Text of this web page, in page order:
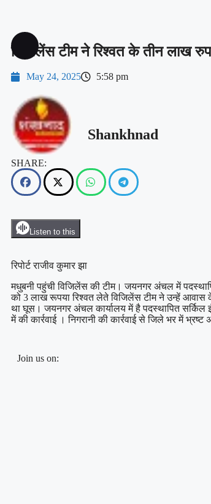
विजिलेंस टीम ने रिश्वत के तीन लाख
May 24, 2025 5:58 pm
Shankhnad
SHARE:
Listen to this
रिपोर्ट राजीव कुमार झा
मधुबनी पहुंची विजिलेंस की टीम। जयनगर अंचल में
को 3 लाख रूपया रिश्वत लेते विजिलेंस टीम ने उन्हें
था घूस। जयनगर अंचल कार्यालय में है पदस्थापित सर्किल
में की कार्रवाई । निगरानी की कार्रवाई से जिले भर में
Join us on: